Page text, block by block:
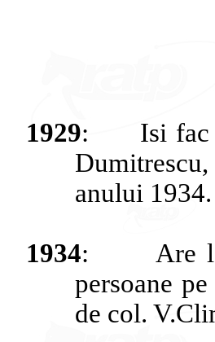
1929: Isi fac
Dumitrescu,
anului 1934.
1934: Are
persoane pe
de col.